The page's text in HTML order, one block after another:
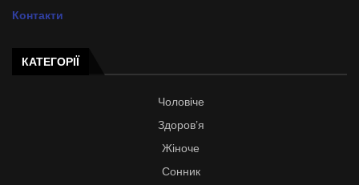
Контакти
КАТЕГОРІЇ
Чоловіче
Здоров’я
Жіноче
Сонник